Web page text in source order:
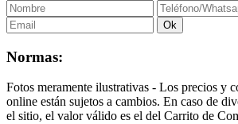
Ok
Normas:
Fotos meramente ilustrativas - Los precios y
online están sujetos a cambios. En caso de
el sitio, el valor válido es el del Carrito de